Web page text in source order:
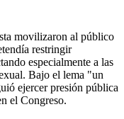
movilizaron al público
restringir
especialmente a las
Bajo el lema "un
ejercer presión pública
el Congreso.